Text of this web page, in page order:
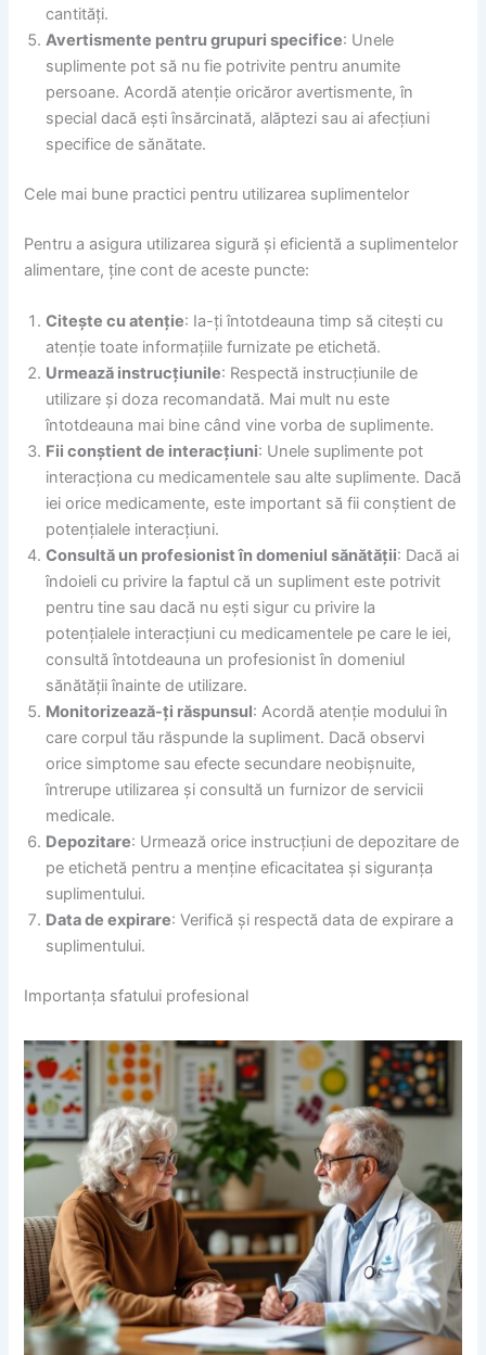
cantități.
Avertismente pentru grupuri specifice: Unele
suplimente pot să nu fie potrivite pentru anumite
persoane. Acordă atenție oricăror avertismente, în
special dacă ești însărcinată, alăptezi sau ai afecțiuni
specifice de sănătate.
Cele mai bune practici pentru utilizarea suplimentelor
Pentru a asigura utilizarea sigură și eficientă a suplimentelor
alimentare, ține cont de aceste puncte:
Citește cu atenție: Ia-ți întotdeauna timp să citești cu
atenție toate informațiile furnizate pe etichetă.
Urmează instrucțiunile: Respectă instrucțiunile de
utilizare și doza recomandată. Mai mult nu este
întotdeauna mai bine când vine vorba de suplimente.
Fii conștient de interacțiuni: Unele suplimente pot
interacționa cu medicamentele sau alte suplimente. Dacă
iei orice medicamente, este important să fii conștient de
potențialele interacțiuni.
Consultă un profesionist în domeniul sănătății: Dacă ai
îndoieli cu privire la faptul că un supliment este potrivit
pentru tine sau dacă nu ești sigur cu privire la
potențialele interacțiuni cu medicamentele pe care le iei,
consultă întotdeauna un profesionist în domeniul
sănătății înainte de utilizare.
Monitorizează-ți răspunsul: Acordă atenție modului în
care corpul tău răspunde la supliment. Dacă observi
orice simptome sau efecte secundare neobișnuite,
întrerupe utilizarea și consultă un furnizor de servicii
medicale.
Depozitare: Urmează orice instrucțiuni de depozitare de
pe etichetă pentru a menține eficacitatea și siguranța
suplimentului.
Data de expirare: Verifică și respectă data de expirare a
suplimentului.
Importanța sfatului profesional